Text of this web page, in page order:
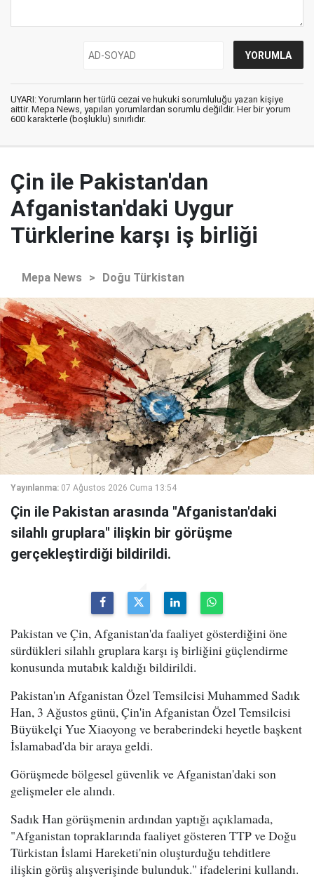
UYARI: Yorumların her türlü cezai ve hukuki sorumluluğu yazan kişiye
aittir. Mepa News, yapılan yorumlardan sorumlu değildir. Her bir yorum
600 karakterle (boşluklu) sınırlıdır.
Çin ile Pakistan'dan
Afganistan'daki Uygur
Türklerine karşı iş birliği
Mepa News > Doğu Türkistan
Yayınlanma: 07 Ağustos 2026 Cuma 13:54
Çin ile Pakistan arasında "Afganistan'daki
silahlı gruplara" ilişkin bir görüşme
gerçekleştirdiği bildirildi.
Pakistan ve Çin, Afganistan'da faaliyet gösterdiğini öne
sürdükleri silahlı gruplara karşı iş birliğini güçlendirme
konusunda mutabık kaldığı bildirildi.
Pakistan'ın Afganistan Özel Temsilcisi Muhammed Sadık
Han, 3 Ağustos günü, Çin'in Afganistan Özel Temsilcisi
Büyükelçi Yue Xiaoyong ve beraberindeki heyetle başkent
İslamabad'da bir araya geldi.
Görüşmede bölgesel güvenlik ve Afganistan'daki son
gelişmeler ele alındı.
Sadık Han görüşmenin ardından yaptığı açıklamada,
"Afganistan topraklarında faaliyet gösteren TTP ve Doğu
Türkistan İslami Hareketi'nin oluşturduğu tehditlere
ilişkin görüş alışverişinde bulunduk." ifadelerini kullandı.